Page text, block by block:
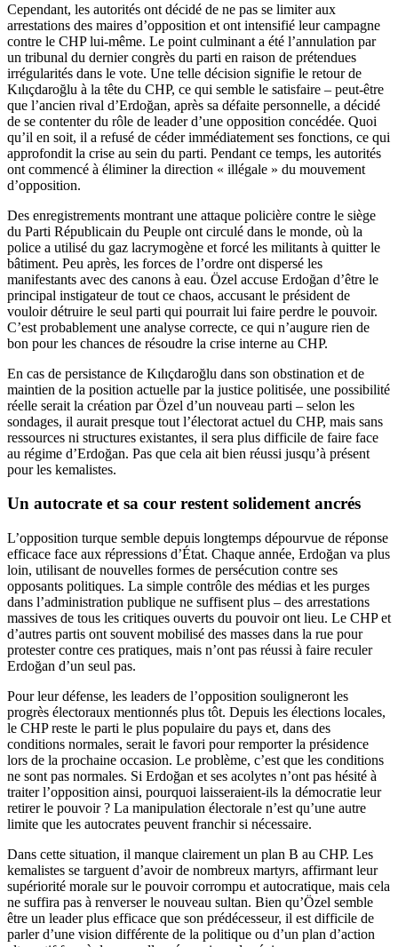
Cependant, les autorités ont décidé de ne pas se limiter aux
arrestations des maires d’opposition et ont intensifié leur campagne
contre le CHP lui-même. Le point culminant a été l’annulation par
un tribunal du dernier congrès du parti en raison de prétendues
irrégularités dans le vote. Une telle décision signifie le retour de
Kılıçdaroğlu à la tête du CHP, ce qui semble le satisfaire – peut-être
que l’ancien rival d’Erdoğan, après sa défaite personnelle, a décidé
de se contenter du rôle de leader d’une opposition concédée. Quoi
qu’il en soit, il a refusé de céder immédiatement ses fonctions, ce qui
approfondit la crise au sein du parti. Pendant ce temps, les autorités
ont commencé à éliminer la direction « illégale » du mouvement
d’opposition.
Des enregistrements montrant une attaque policière contre le siège
du Parti Républicain du Peuple ont circulé dans le monde, où la
police a utilisé du gaz lacrymogène et forcé les militants à quitter le
bâtiment. Peu après, les forces de l’ordre ont dispersé les
manifestants avec des canons à eau. Özel accuse Erdoğan d’être le
principal instigateur de tout ce chaos, accusant le président de
vouloir détruire le seul parti qui pourrait lui faire perdre le pouvoir.
C’est probablement une analyse correcte, ce qui n’augure rien de
bon pour les chances de résoudre la crise interne au CHP.
En cas de persistance de Kılıçdaroğlu dans son obstination et de
maintien de la position actuelle par la justice politisée, une possibilité
réelle serait la création par Özel d’un nouveau parti – selon les
sondages, il aurait presque tout l’électorat actuel du CHP, mais sans
ressources ni structures existantes, il sera plus difficile de faire face
au régime d’Erdoğan. Pas que cela ait bien réussi jusqu’à présent
pour les kemalistes.
Un autocrate et sa cour restent solidement ancrés
L’opposition turque semble depuis longtemps dépourvue de réponse
efficace face aux répressions d’État. Chaque année, Erdoğan va plus
loin, utilisant de nouvelles formes de persécution contre ses
opposants politiques. La simple contrôle des médias et les purges
dans l’administration publique ne suffisent plus – des arrestations
massives de tous les critiques ouverts du pouvoir ont lieu. Le CHP et
d’autres partis ont souvent mobilisé des masses dans la rue pour
protester contre ces pratiques, mais n’ont pas réussi à faire reculer
Erdoğan d’un seul pas.
Pour leur défense, les leaders de l’opposition souligneront les
progrès électoraux mentionnés plus tôt. Depuis les élections locales,
le CHP reste le parti le plus populaire du pays et, dans des
conditions normales, serait le favori pour remporter la présidence
lors de la prochaine occasion. Le problème, c’est que les conditions
ne sont pas normales. Si Erdoğan et ses acolytes n’ont pas hésité à
traiter l’opposition ainsi, pourquoi laisseraient-ils la démocratie leur
retirer le pouvoir ? La manipulation électorale n’est qu’une autre
limite que les autocrates peuvent franchir si nécessaire.
Dans cette situation, il manque clairement un plan B au CHP. Les
kemalistes se targuent d’avoir de nombreux martyrs, affirmant leur
supériorité morale sur le pouvoir corrompu et autocratique, mais cela
ne suffira pas à renverser le nouveau sultan. Bien qu’Özel semble
être un leader plus efficace que son prédécesseur, il est difficile de
parler d’une vision différente de la politique ou d’un plan d’action